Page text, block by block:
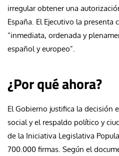
irregular obtener una
España. El Ejecutivo la presenta
“inmediata, ordenada y
español y europeo”.
¿Por qué ahora?
El Gobierno justifica la decisión
social y el respaldo político y
de la Iniciativa Legislativa
700.000 firmas. Según el